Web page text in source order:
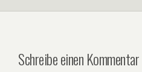
Schreibe einen Kommentar